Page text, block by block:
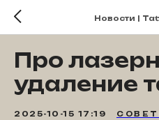
Новости |
Про
удаление
2025-10-15 17:19